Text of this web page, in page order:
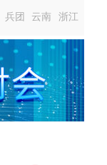
兵团 云南 浙江